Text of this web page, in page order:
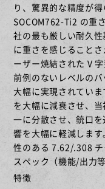
ハンドライト
リストライト
り、驚異的な精度が
SOCOM762-Ti2 の重
社の最も厳しい耐久
に重さを感じること
ーザー焼結された V
前例のないレベルの
大幅に実現されてい
を大幅に減衰させ、
一に分散させ、銃口
響を大幅に軽減しま
性のある 7.62/.308 チ
スペック（機能/出力等
特徴